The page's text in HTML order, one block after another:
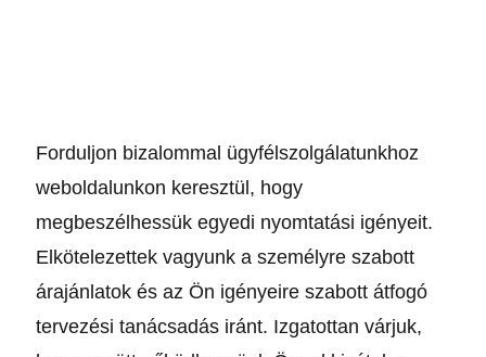
Forduljon bizalommal ügyfélszolgálatunkhoz
weboldalunkon keresztül, hogy
megbeszélhessük egyedi nyomtatási igényeit.
Elkötelezettek vagyunk a személyre szabott
árajánlatok és az Ön igényeire szabott átfogó
tervezési tanácsadás iránt. Izgatottan várjuk,